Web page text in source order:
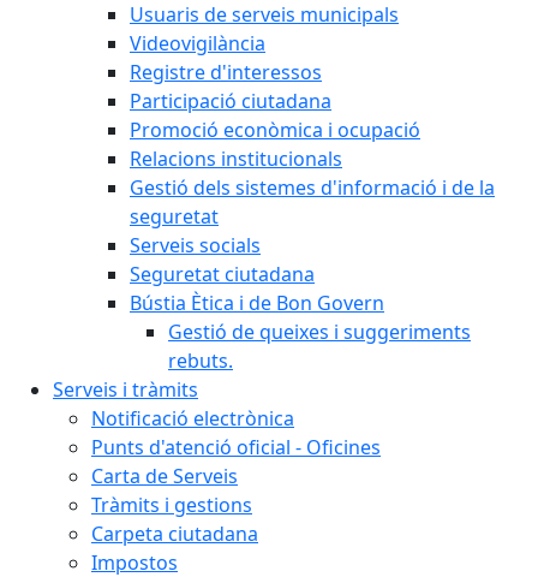
Usuaris de serveis municipals
Videovigilància
Registre d'interessos
Participació ciutadana
Promoció econòmica i ocupació
Relacions institucionals
Gestió dels sistemes d'informació i de la
seguretat
Serveis socials
Seguretat ciutadana
Bústia Ètica i de Bon Govern
Gestió de queixes i suggeriments
rebuts.
Serveis i tràmits
Notificació electrònica
Punts d'atenció oficial - Oficines
Carta de Serveis
Tràmits i gestions
Carpeta ciutadana
Impostos